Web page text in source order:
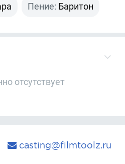
Пение: Баритон
отсутствует
casting@filmtoolz.ru